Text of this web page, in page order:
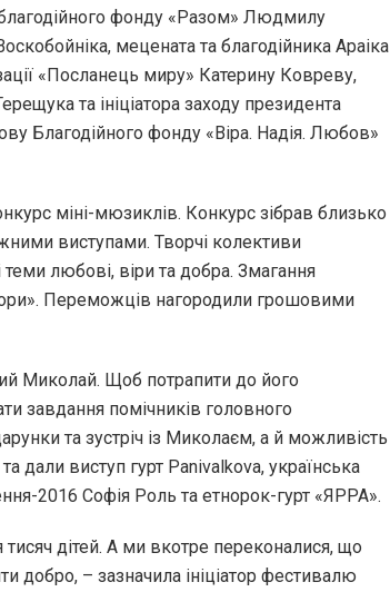
фонду «Разом» Людмилу
мецената та благодійника Араіка
«Посланeць миру» Катерину Ковреву,
та ініціатора заходу президента
Благодійного фонду «Віра. Надія. Любов»
міні-мюзиклів. Конкурс зібрав близько
виступами. Творчі колективи
теми любові, віри та добра. Змагання
Переможців нагородили грошовими
Миколай. Щоб потрапити до його
завдання помічників головного
та зустріч із Миколаєм, а й можливість
дали виступ гурт Panivalkova, українська
2016 Софія Роль та етнорок-гурт «ЯРРА».
дітей. А ми вкотре переконалися, що
добро, – зазначила ініціатор фестивалю